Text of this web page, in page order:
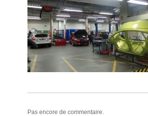
Pas encore de commentaire.